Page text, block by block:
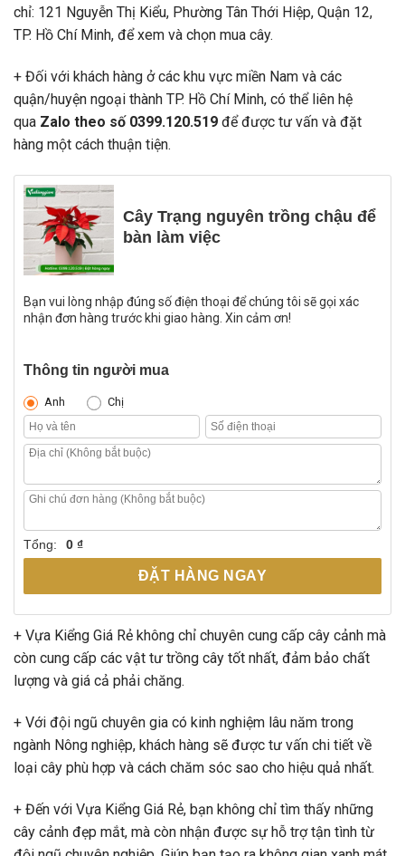
chỉ: 121 Nguyễn Thị Kiểu, Phường Tân Thới Hiệp, Quận 12,
TP. Hồ Chí Minh, để xem và chọn mua cây.
+ Đối với khách hàng ở các khu vực miền Nam và các
quận/huyện ngoại thành TP. Hồ Chí Minh, có thể liên hệ
qua Zalo theo số 0399.120.519 để được tư vấn và đặt
hàng một cách thuận tiện.
Cây Trạng nguyên trồng chậu để
bàn làm việc
Bạn vui lòng nhập đúng số điện thoại để chúng tôi sẽ gọi xác
nhận đơn hàng trước khi giao hàng. Xin cảm ơn!
Thông tin người mua
Anh Chị
Tổng: 0 ₫
ĐẶT HÀNG NGAY
+ Vựa Kiểng Giá Rẻ không chỉ chuyên cung cấp cây cảnh mà
còn cung cấp các vật tư trồng cây tốt nhất, đảm bảo chất
lượng và giá cả phải chăng.
+ Với đội ngũ chuyên gia có kinh nghiệm lâu năm trong
ngành Nông nghiệp, khách hàng sẽ được tư vấn chi tiết về
loại cây phù hợp và cách chăm sóc sao cho hiệu quả nhất.
+ Đến với Vựa Kiểng Giá Rẻ, bạn không chỉ tìm thấy những
cây cảnh đẹp mắt, mà còn nhận được sự hỗ trợ tận tình từ